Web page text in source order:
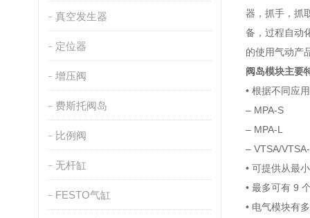
真空发生器
定位器
增压阀
费斯托阀岛
比例阀
无杆缸
FESTO气缸
器，抓手，抓
备，过程自动
的使用气动产
阀岛模块主要
• 根据不同应
– MPA-S
– MPA-L
– VTSA/
• 可提供从最
• 最多可有 9
• 电气模块有